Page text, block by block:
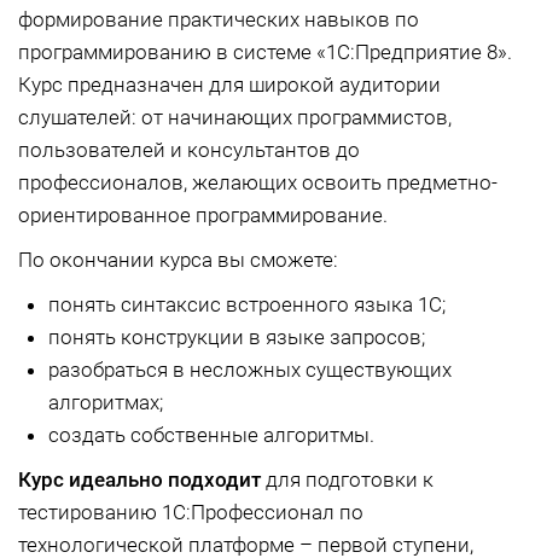
формирование практических навыков по
программированию в системе «1С:Предприятие 8».
Курс предназначен для широкой аудитории
слушателей: от начинающих программистов,
пользователей и консультантов до
профессионалов, желающих освоить предметно-
ориентированное программирование.
По окончании курса вы сможете:
понять синтаксис встроенного языка 1С;
понять конструкции в языке запросов;
разобраться в несложных существующих
алгоритмах;
создать собственные алгоритмы.
Курс идеально подходитдля подготовки к
тестированию 1С:Профессионал по
технологической платформе – первой ступени,